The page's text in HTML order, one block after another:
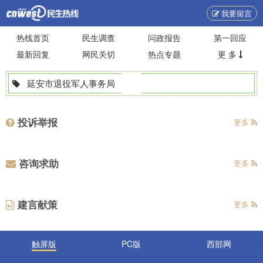
我要留言
热线首页 民生调查 问政报告
第一回应
最新回复
网民关切 热点专题 更 多
延安市退役军人事务局
投诉举报 更多
咨询求助 更多
建言献策 更多
触屏版 PC版 西部网